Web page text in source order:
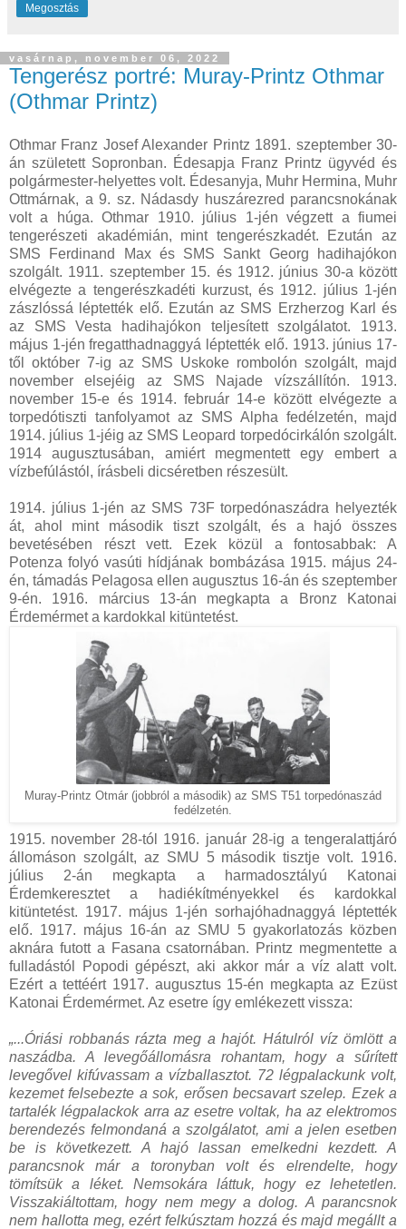
Megosztás
vasárnap, november 06, 2022
Tengerész portré: Muray-Printz Othmar
(Othmar Printz)
Othmar Franz Josef Alexander Printz 1891. szeptember 30-
án született Sopronban. Édesapja Franz Printz ügyvéd és
polgármester-helyettes volt. Édesanyja, Muhr Hermina, Muhr
Ottmárnak, a 9. sz. Nádasdy huszárezred parancsnokának
volt a húga. Othmar 1910. július 1-jén végzett a fiumei
tengerészeti akadémián, mint tengerészkadét. Ezután az
SMS Ferdinand Max és SMS Sankt Georg hadihajókon
szolgált. 1911. szeptember 15. és 1912. június 30-a között
elvégezte a tengerészkadéti kurzust, és 1912. július 1-jén
zászlóssá léptették elő. Ezután az SMS Erzherzog Karl és
az SMS Vesta hadihajókon teljesített szolgálatot. 1913.
május 1-jén fregatthadnaggyá léptették elő. 1913. június 17-
től október 7-ig az SMS Uskoke rombolón szolgált, majd
november elsejéig az SMS Najade vízszállítón. 1913.
november 15-e és 1914. február 14-e között elvégezte a
torpedótiszti tanfolyamot az SMS Alpha fedélzetén, majd
1914. július 1-jéig az SMS Leopard torpedócirkálón szolgált.
1914 augusztusában, amiért megmentett egy embert a
vízbefúlástól, írásbeli dicséretben részesült.
1914. július 1-jén az SMS 73F torpedónaszádra helyezték
át, ahol mint második tiszt szolgált, és a hajó összes
bevetésében részt vett. Ezek közül a fontosabbak: A
Potenza folyó vasúti hídjának bombázása 1915. május 24-
én, támadás Pelagosa ellen augusztus 16-án és szeptember
9-én. 1916. március 13-án megkapta a Bronz Katonai
Érdemérmet a kardokkal kitüntetést.
Muray-Printz Otmár (jobbról a második) az SMS T51 torpedónaszád
fedélzetén.
1915. november 28-tól 1916. január 28-ig a tengeralattjáró
állomáson szolgált, az SMU 5 második tisztje volt. 1916.
július 2-án megkapta a harmadosztályú Katonai
Érdemkeresztet a hadiékítményekkel és kardokkal
kitüntetést. 1917. május 1-jén sorhajóhadnaggyá léptették
elő. 1917. május 16-án az SMU 5 gyakorlatozás közben
aknára futott a Fasana csatornában. Printz megmentette a
fulladástól Popodi gépészt, aki akkor már a víz alatt volt.
Ezért a tettéért 1917. augusztus 15-én megkapta az Ezüst
Katonai Érdemérmet. Az esetre így emlékezett vissza:
„...Óriási robbanás rázta meg a hajót. Hátulról víz ömlött a
naszádba. A levegőállomásra rohantam, hogy a sűrített
levegővel kifúvassam a vízballasztot. 72 légpalackunk volt,
kezemet felsebezte a sok, erősen becsavart szelep. Ezek a
tartalék légpalackok arra az esetre voltak, ha az elektromos
berendezés felmondaná a szolgálatot, ami a jelen esetben
be is következett. A hajó lassan emelkedni kezdett. A
parancsnok már a toronyban volt és elrendelte, hogy
tömítsük a léket. Nemsokára láttuk, hogy ez lehetetlen.
Visszakiáltottam, hogy nem megy a dolog. A parancsnok
nem hallotta meg, ezért felkúsztam hozzá és majd megállt a